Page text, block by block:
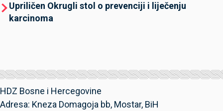
Upriličen Okrugli stol o prevenciji i liječenju
karcinoma
HDZ Bosne i Hercegovine
Adresa: Kneza Domagoja bb, Mostar, BiH